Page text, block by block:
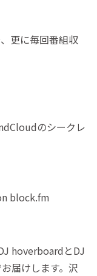
更に毎回番組収
のシークレ
block.fm
hoverboardとDJ
届けします。沢